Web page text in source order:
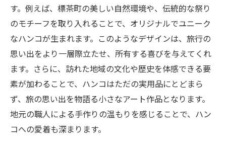
す。例えば、標茶町の美しい自然環境や、伝統的な祭り
のモチーフを取り入れることで、オリジナルでユニーク
なハンコが生まれます。このようなデザインは、旅行の
思い出をより一層際立たせ、所有する喜びを与えてくれ
ます。さらに、訪れた地域の文化や歴史を体感できる要
素が加わることで、ハンコはただの実用品にとどまら
ず、旅の思い出を物語る小さなアート作品となります。
地元の職人による手作りの温もりを感じることで、ハン
コへの愛着も深まります。